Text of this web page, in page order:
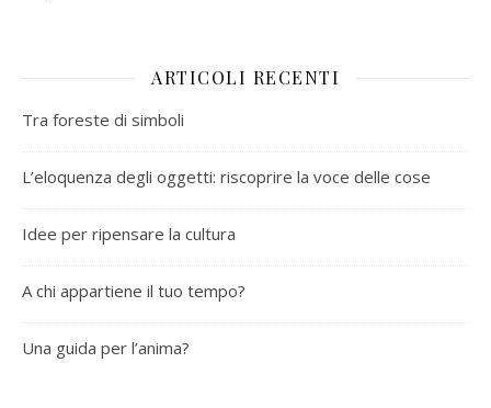
ARTICOLI RECENTI
Tra foreste di simboli
L’eloquenza degli oggetti: riscoprire la voce delle cose
Idee per ripensare la cultura
A chi appartiene il tuo tempo?
Una guida per l’anima?